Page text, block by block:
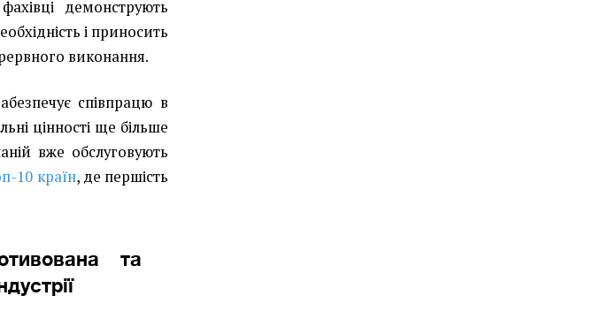
демонструють
і приносить
виконання.
співпрацю в
цінності ще більше
вже обслуговують
10 країн, де першість
та